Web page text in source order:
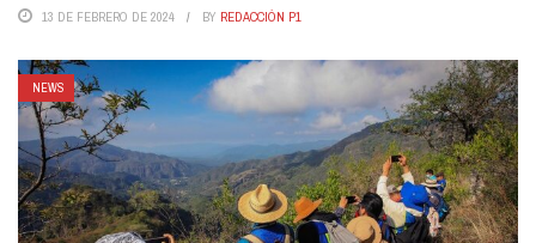
13 DE FEBRERO DE 2024 BY REDACCIÓN P1
NEWS